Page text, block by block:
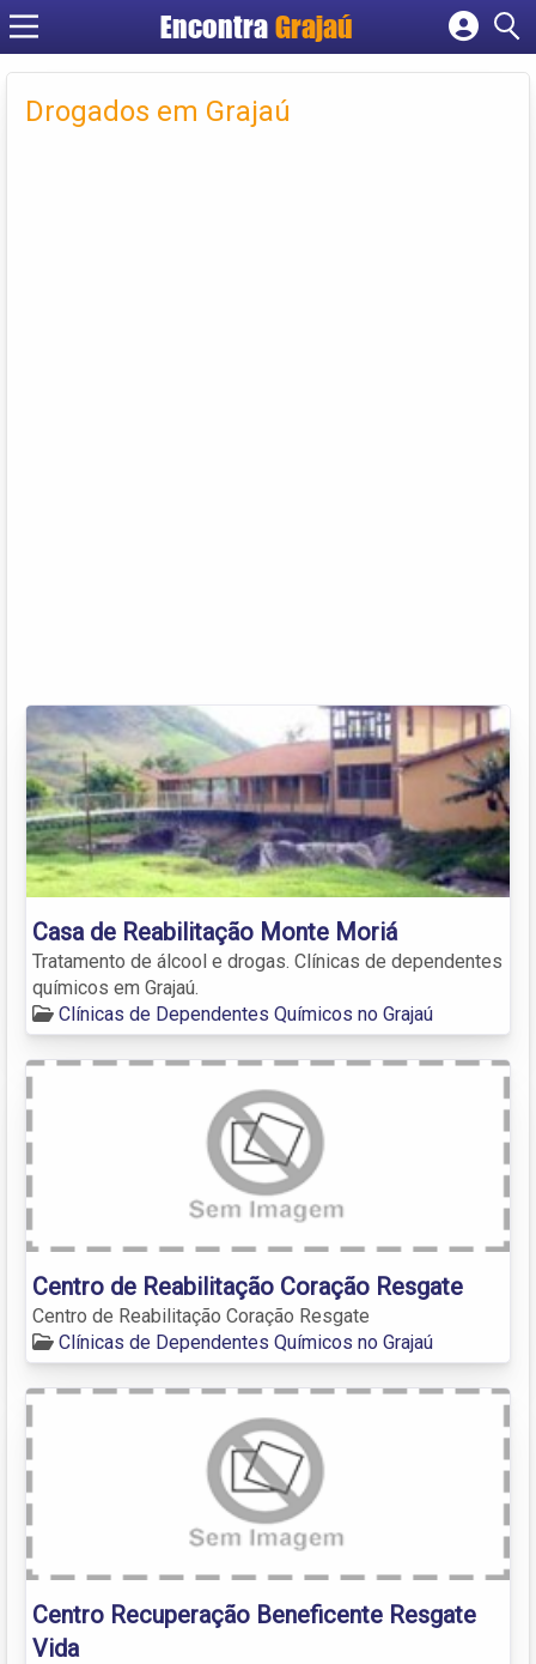
Encontra Grajaú
Cadastrar empresa
Criar conta
Drogados em Grajaú
Casa de Reabilitação Monte Moriá
Tratamento de álcool e drogas. Clínicas de dependentes
químicos em Grajaú.
Clínicas de Dependentes Químicos no Grajaú
Centro de Reabilitação Coração Resgate
Centro de Reabilitação Coração Resgate
Clínicas de Dependentes Químicos no Grajaú
Centro Recuperação Beneficente Resgate
Vida